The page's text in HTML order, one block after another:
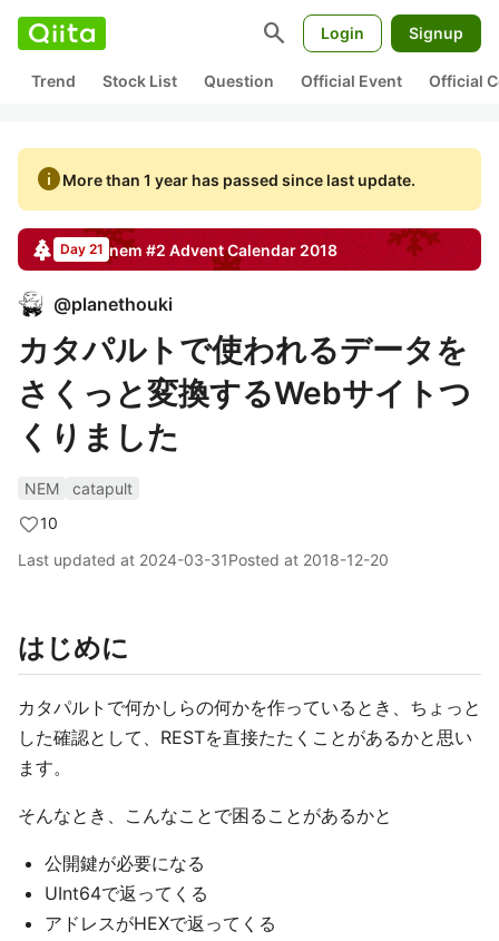
search Login Signup
Trend Stock List Question Official Event Official
infoMore than 1 year has passed since last update.
Day 21 nem #2 Advent Calendar 2018
@planethouki
カタパルトで使われるデータを
さくっと変換するWebサイトつ
くりました
NEM
catapult
10
Last updated at 2024-03-31Posted at 2018-12-20
はじめに
カタパルトで何かしらの何かを作っているとき、ちょっと
した確認として、RESTを直接たたくことがあるかと思い
ます。
そんなとき、こんなことで困ることがあるかと
公開鍵が必要になる
UInt64で返ってくる
アドレスがHEXで返ってくる